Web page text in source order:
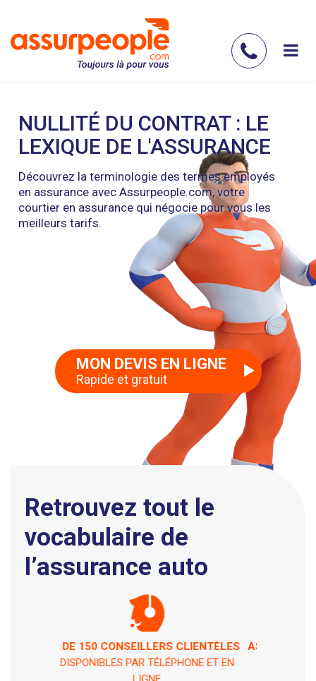
contenu
nous
NULLITÉ DU CONTRAT : LE
LEXIQUE DE L'ASSURANCE
Découvrez la terminologie des termes employés
en assurance avec Assurpeople.com, votre
courtier en assurance qui négocie pour vous les
meilleurs tarifs.
MON DEVIS EN LIGNE
Rapide et gratuit
Retrouvez tout le
vocabulaire de
l’assurance auto
ASSISTANCE 7 JOURS / 7 ET 24H / 24
EN CAS DE PÉPIN !